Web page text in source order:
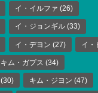
イ・イルファ (26)
イ・ジョンギル (33)
イ・デヨン (27) イ・
キム・ガプス (34)
(30) キム・ジヨン (47)